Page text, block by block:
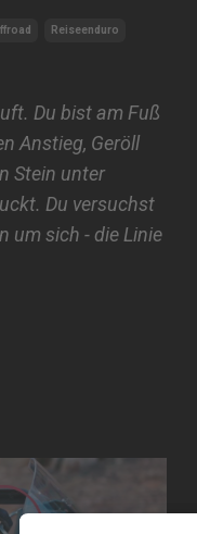
Reiseenduro
Du bist am Fuß
Anstieg, Geröll
Stein unter
Du versuchst
um sich - die Linie